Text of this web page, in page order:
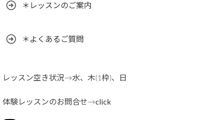
＊レッスンのご案内
＊よくあるご質問
レッスン空き状況→水、木(1枠)、日
体験レッスンのお問合せ→click